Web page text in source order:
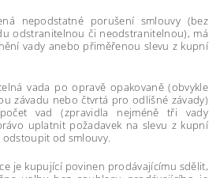
nepodstatné porušení smlouvy (bez
odstranitelnou či neodstranitelnou), má
vady anebo přiměřenou slevu z kupní
vada po opravě opakovaně (obvykle
závadu nebo čtvrtá pro odlišné závady)
vad (zpravidla nejméně tři vady
uplatnit požadavek na slevu z kupní
od smlouvy.
je kupující povinen prodávajícímu sdělit,